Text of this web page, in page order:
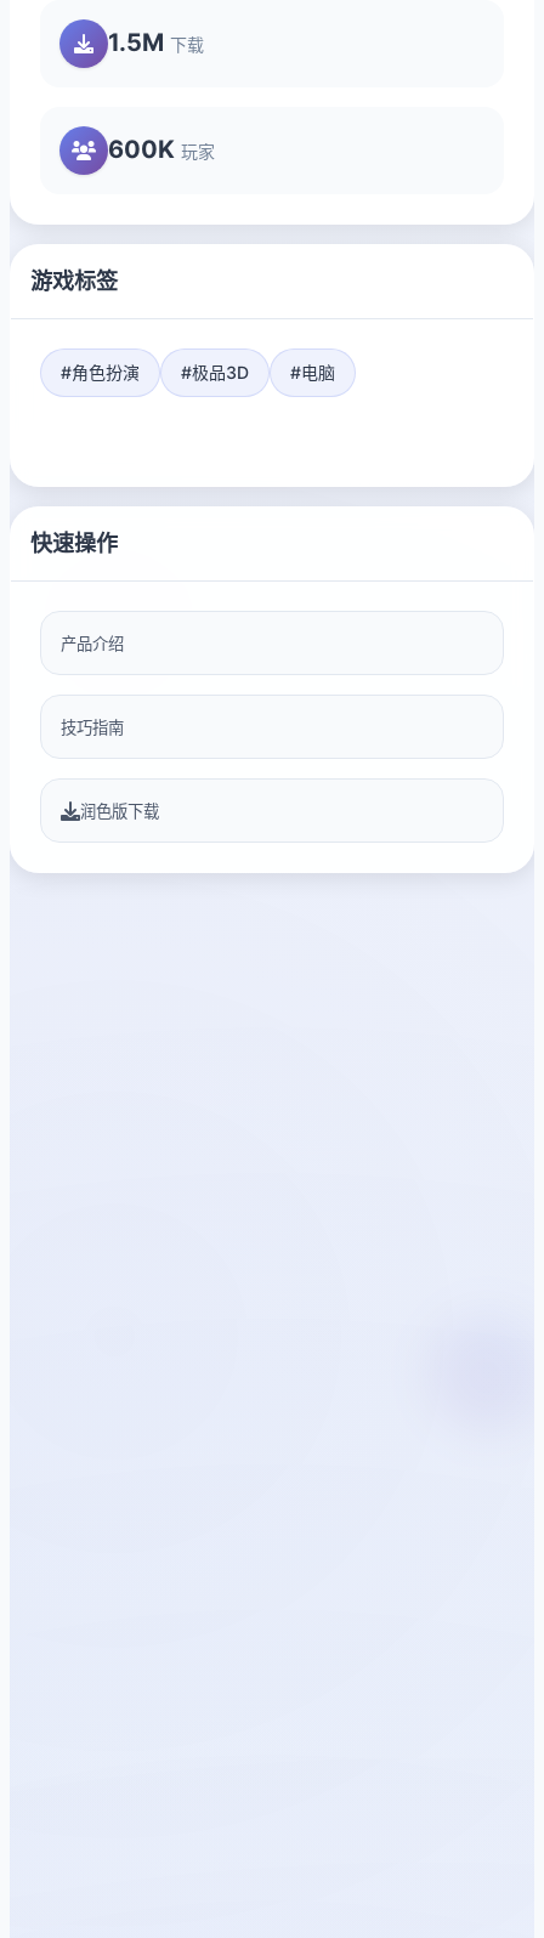
1.5M 下载
600K 玩家
游戏标签
#角色扮演 #极品3D #电脑
快速操作
产品介绍
技巧指南
润色版下载